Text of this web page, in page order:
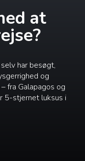
at
har besøgt,
og
fra Galapagos og
5-stjernet luksus i